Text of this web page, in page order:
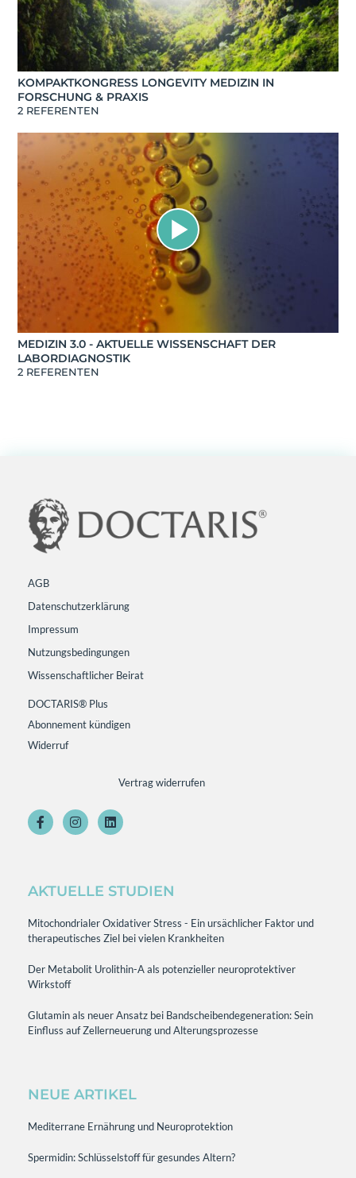
KOMPAKTKONGRESS LONGEVITY MEDIZIN IN
FORSCHUNG & PRAXIS
2 REFERENTEN
MEDIZIN 3.0 - AKTUELLE WISSENSCHAFT DER
LABORDIAGNOSTIK
2 REFERENTEN
AGB
Datenschutzerklärung
Impressum
Nutzungsbedingungen
Wissenschaftlicher Beirat
DOCTARIS® Plus
Abonnement kündigen
Widerruf
Vertrag widerrufen
AKTUELLE STUDIEN
Mitochondrialer Oxidativer Stress - Ein ursächlicher Faktor und
therapeutisches Ziel bei vielen Krankheiten
Der Metabolit Urolithin-A als potenzieller neuroprotektiver
Wirkstoff
Glutamin als neuer Ansatz bei Bandscheibendegeneration: Sein
Einfluss auf Zellerneuerung und Alterungsprozesse
NEUE ARTIKEL
Mediterrane Ernährung und Neuroprotektion
Spermidin: Schlüsselstoff für gesundes Altern?